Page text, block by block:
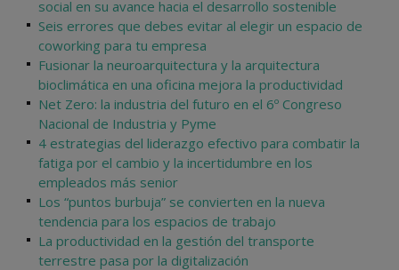
social en su avance hacia el desarrollo sostenible
Seis errores que debes evitar al elegir un espacio de
coworking para tu empresa
Fusionar la neuroarquitectura y la arquitectura
bioclimática en una oficina mejora la productividad
Net Zero: la industria del futuro en el 6º Congreso
Nacional de Industria y Pyme
4 estrategias del liderazgo efectivo para combatir la
fatiga por el cambio y la incertidumbre en los
empleados más senior
Los “puntos burbuja” se convierten en la nueva
tendencia para los espacios de trabajo
La productividad en la gestión del transporte
terrestre pasa por la digitalización